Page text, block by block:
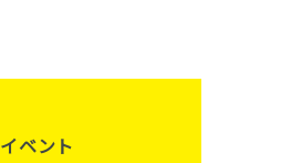
イベント